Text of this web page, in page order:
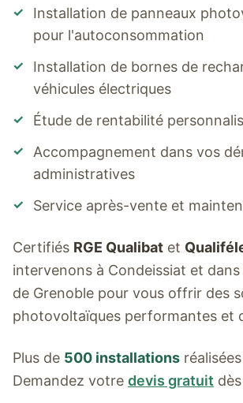
✓
Installation de panneaux
pour l'autoconsommation
✓
Installation de bornes de
véhicules électriques
✓ Étude de rentabilité
✓
Accompagnement dans vos
administratives
✓ Service après-vente et
Certifiés RGE Qualibat et
intervenons à Condeissiat et
de Grenoble pour vous offrir des
photovoltaïques performantes et
Plus de 500 installations
Demandez votre devis gratuit